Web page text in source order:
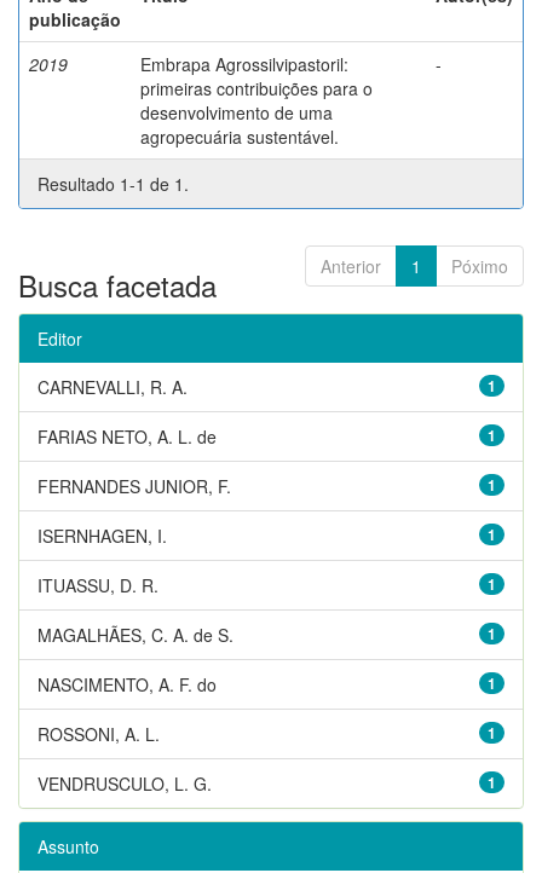
publicação
2019
Embrapa Agrossilvipastoril:
primeiras contribuições para o
desenvolvimento de uma
agropecuária sustentável.
-
Resultado 1-1 de 1.
Anterior 1 Póximo
Busca facetada
Editor
1
CARNEVALLI, R. A.
1
FARIAS NETO, A. L. de
1
FERNANDES JUNIOR, F.
1
ISERNHAGEN, I.
1
ITUASSU, D. R.
1
MAGALHÃES, C. A. de S.
1
NASCIMENTO, A. F. do
1
ROSSONI, A. L.
1
VENDRUSCULO, L. G.
Assunto